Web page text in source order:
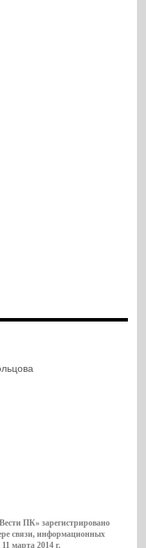
ПК» зарегистрировано
связи, информационных
марта 2014 г.